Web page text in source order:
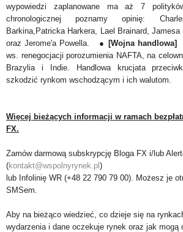
wypowiedzi zaplanowane ma aż 7
chronologicznej poznamy opinię:
Barkina,Patricka Harkera, Lael Brainard,
oraz Jerome'a Powella. ● [Wojna handlowa]
ws. renegocjacji porozumienia NAFTA, na
Brazylia i Indie. Handlowa krucjata
szkodzić rynkom wschodzącym i ich walutom.
Więcej bieżących informacji w ramach
FX.
Zamów darmową subskrypcję Bloga FX i/lub
(kontakt@wspolnyrynek.pl)
lub Infolinię WR (+48 22 790 79 00). Możesz je
SMSem.
Aby na bieżąco wiedzieć, co dzieje się na
wydarzenia i dane oczekuje rynek oraz jak mogą